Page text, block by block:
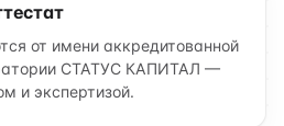
от имени аккредитованной
СТАТУС КАПИТАЛ —
и экспертизой.